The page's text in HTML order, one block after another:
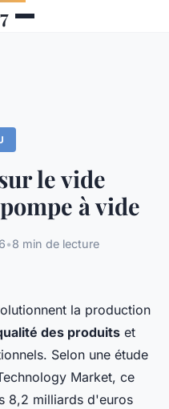
le vide
à vide
•8 min de lecture
la production
des produits et
Selon une étude
Market, ce
8,2 milliards d'euros